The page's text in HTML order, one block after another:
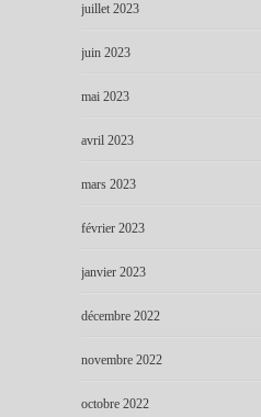
juillet 2023
juin 2023
mai 2023
avril 2023
mars 2023
février 2023
janvier 2023
décembre 2022
novembre 2022
octobre 2022